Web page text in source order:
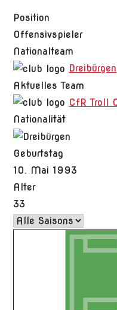
Position
Offensivspieler
Nationalteam
Dreibürgen
Aktuelles Team
CfR Troll
Nationalität
Geburtstag
10. Mai 1993
Alter
33